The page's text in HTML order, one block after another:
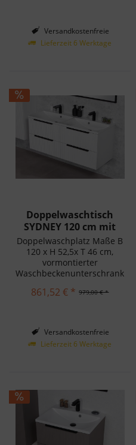
Versandkostenfreie
Lieferung in Deutschland!
Lieferzeit 6 Werktage
Doppelwaschtisch
SYDNEY 120 cm mit
Unterschrank...
Doppelwaschplatz Maße B
120 x H 52,5x T 46 cm,
vormontierter
Waschbeckenunterschrank
Schubladen, inkl.
979,00 € *
861,52 € *
Versandkostenfreie
Lieferung in Deutschland!
Lieferzeit 6 Werktage